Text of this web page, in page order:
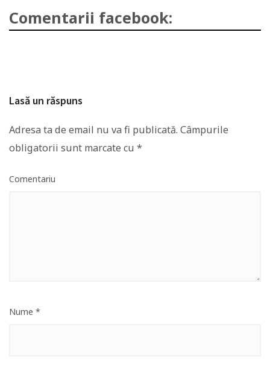
Comentarii facebook:
Lasă un răspuns
Adresa ta de email nu va fi publicată. Câmpurile
obligatorii sunt marcate cu *
Comentariu
Nume *